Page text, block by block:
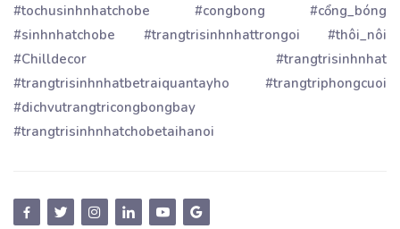
#tochusinhnhatchobe #congbong #cổng_bóng
#sinhnhatchobe #trangtrisinhnhattrongoi #thôi_nôi
#Chilldecor #trangtrisinhnhat
#trangtrisinhnhatbetraiquantayho #trangtriphongcuoi
#dichvutrangtricongbongbay
#trangtrisinhnhatchobetaihanoi